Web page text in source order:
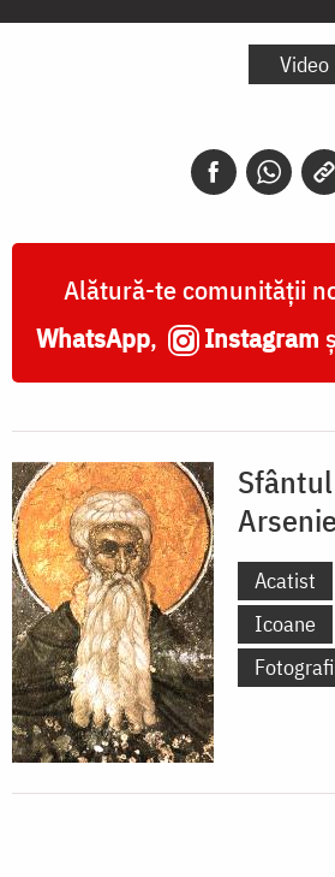
Sfântul
Video
Alătură-te comunității
WhatsApp, Instagram
Acatist
Icoane